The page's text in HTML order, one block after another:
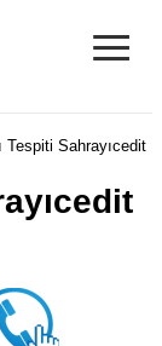
≡
Tespiti Sahrayıcedit